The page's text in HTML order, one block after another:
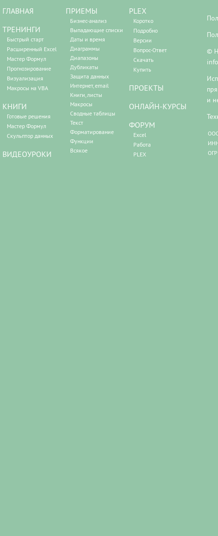
ГЛАВНАЯ
ТРЕНИНГИ
Быстрый старт
Расширенный Excel
Мастер Формул
Прогнозирование
Визуализация
Макросы на VBA
КНИГИ
Готовые решения
Мастер Формул
Скульптор данных
ВИДЕОУРОКИ
ПРИЕМЫ
Бизнес-анализ
Выпадающие списки
Даты и время
Диаграммы
Диапазоны
Дубликаты
Защита данных
Интернет, email
Книги, листы
Макросы
Сводные таблицы
Текст
Форматирование
Функции
Всякое
PLEX
Коротко
Подробно
Версии
Вопрос-Ответ
Скачать
Купить
ПРОЕКТЫ
ОНЛАЙН-КУРСЫ
ФОРУМ
Excel
Работа
PLEX
©
и